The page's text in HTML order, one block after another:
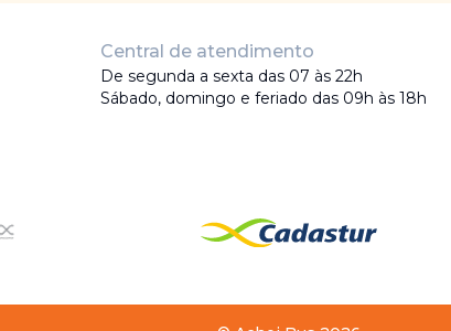
Central de atendimento
De segunda a sexta das 07 às 22h
Sábado, domingo e feriado das 09h às 18h